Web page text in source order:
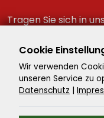
Tragen Sie sich in
Reiseschnäppchen!
Cookie
Wir verwenden
unseren Service zu
Datenschutz |